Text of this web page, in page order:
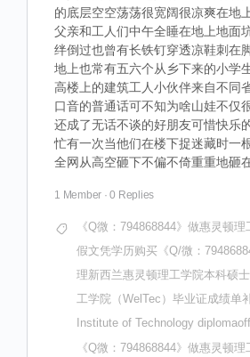
的底层空空荡荡很宽阔很凉爽在地
父亲和工人们中午全睡在地上地面
绊倒过也曾有长铁钉穿透凉鞋刺在
地上也常有五六个从乡下来的小学
高楼上的建筑工人小伙伴来自不同
口音的普通话可不知为啥山娃不仅
还成了无话不谈的好朋友可惜快乐
忙有一次当他们在楼下捉迷藏时一
全网从高空砸下不偏不倚重重地砸
1 Member · 0 Replies
《Q微：794868844》做惠灵顿理
假文凭学历购买《Q/微：
理新西兰惠灵顿理工学院本科硕
工学院（WelTec）毕业证成绩单
Institute of Technology
《Q微：794868844》做惠灵顿理